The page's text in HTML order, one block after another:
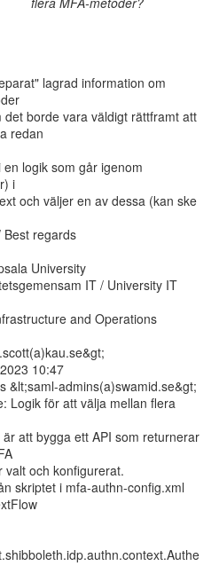
lagrad information om
borde vara väldigt rättframt att
redan
logik som går igenom
i
och väljer en av dessa (kan ske
Best regards
University
IT / University IT
and Operations
10:47
&lt;saml-admins(a)swamid.se&gt;
Logik för att välja mellan flera
att bygga ett API som returnerar
valt och konfigurerat.
skriptet i mfa-authn-config.xml